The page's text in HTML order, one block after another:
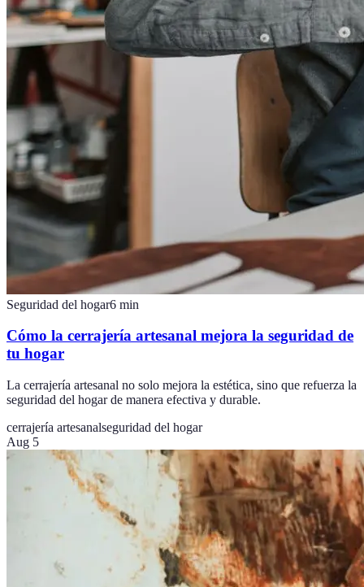
Seguridad del hogar6 min
Cómo la cerrajería artesanal mejora la seguridad de
tu hogar
La cerrajería artesanal no solo mejora la estética, sino que refuerza la
seguridad del hogar de manera efectiva y durable.
cerrajería artesanalseguridad del hogar
Aug 5